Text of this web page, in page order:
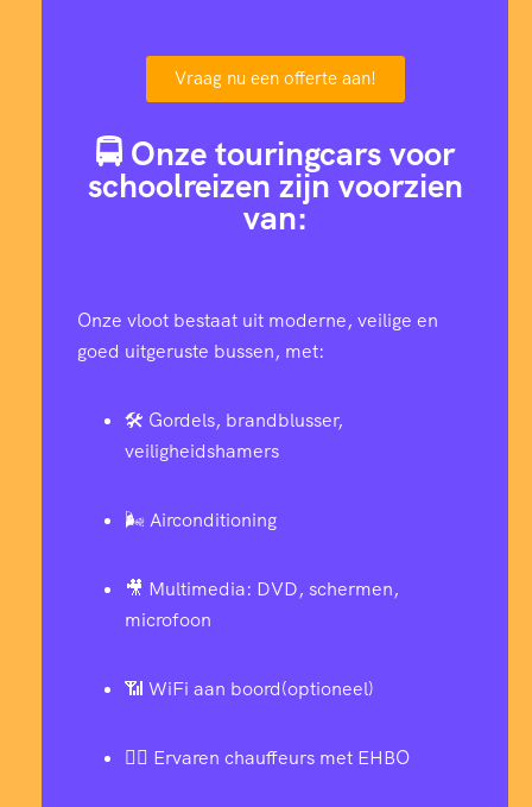
Vraag nu een offerte aan!
🚍 Onze touringcars voor
schoolreizen zijn voorzien
van:
Onze vloot bestaat uit moderne, veilige en
goed uitgeruste bussen, met:
🛠️ Gordels, brandblusser,
veiligheidshamers
🌬️ Airconditioning
🎥 Multimedia: DVD, schermen,
microfoon
📶 WiFi aan boord(optioneel)
👨‍✈️ Ervaren chauffeurs met EHBO